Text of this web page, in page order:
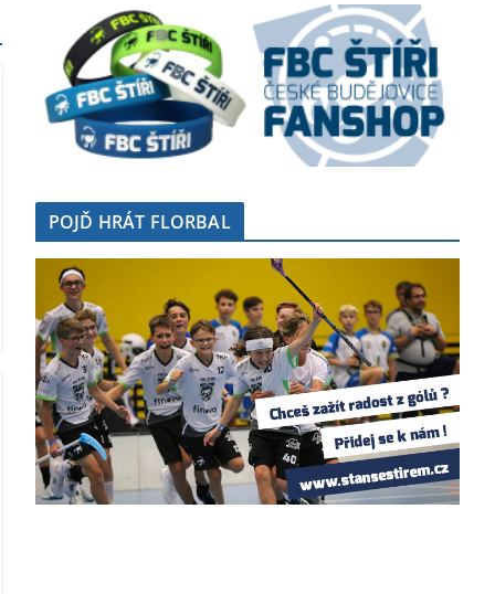
POJĎ HRÁT FLORBAL